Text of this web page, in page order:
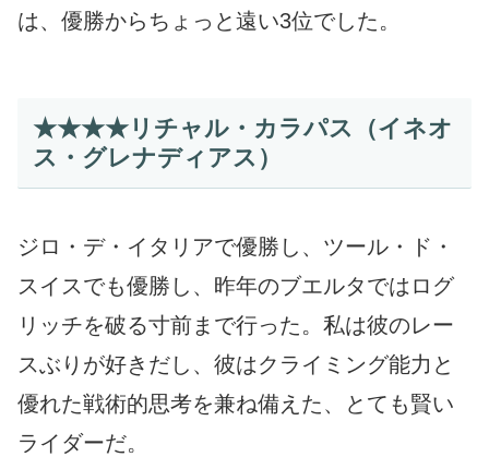
は、優勝からちょっと遠い3位でした。
★★★★リチャル・カラパス（イネオ
ス・グレナディアス）
ジロ・デ・イタリアで優勝し、ツール・ド・
スイスでも優勝し、昨年のブエルタではログ
リッチを破る寸前まで行った。私は彼のレー
スぶりが好きだし、彼はクライミング能力と
優れた戦術的思考を兼ね備えた、とても賢い
ライダーだ。